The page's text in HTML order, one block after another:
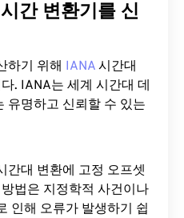
간 변환기를 신
하기 위해 IANA 시간대
. IANA는 세계 시간대 데
유명하고 신뢰할 수 있는
간대 변환에 ​​고정 오프셋
법은 지정학적 사건이나
인해 오류가 발생하기 쉽